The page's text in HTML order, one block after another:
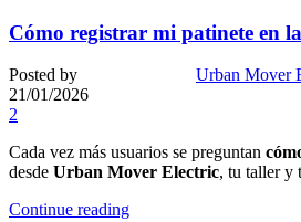
Cómo registrar mi patinete en
Posted by
Urban Mover
21/01/2026
2
Cada vez más usuarios se preguntan
desde Urban Mover Electric, tu taller y
Continue reading